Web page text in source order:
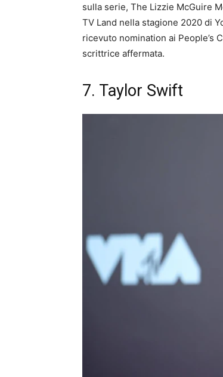
sulla serie, The Lizzie McGuire
TV Land nella stagione 2020 di
ricevuto nomination ai People’s
scrittrice affermata.
7. Taylor Swift